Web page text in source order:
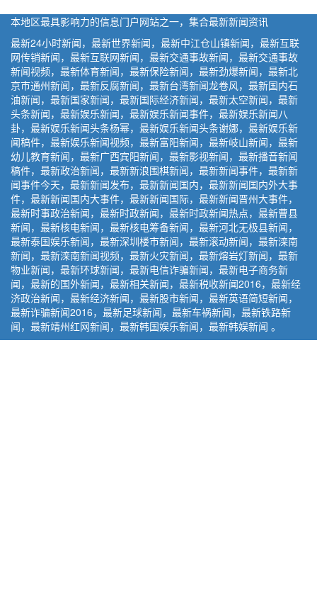
本地区最具影响力的信息门户网站之一，集合最新新闻资讯
最新24小时新闻，最新世界新闻，最新中江仓山镇新闻，最新互联
网传销新闻，最新互联网新闻，最新交通事故新闻，最新交通事故
新闻视频，最新体育新闻，最新保险新闻，最新劲爆新闻，最新北
京市通州新闻，最新反腐新闻，最新台湾新闻龙卷风，最新国内石
油新闻，最新国家新闻，最新国际经济新闻，最新太空新闻，最新
头条新闻，最新娱乐新闻，最新娱乐新闻事件，最新娱乐新闻八
卦，最新娱乐新闻头条杨幂，最新娱乐新闻头条谢娜，最新娱乐新
闻稿件，最新娱乐新闻视频，最新富阳新闻，最新岐山新闻，最新
幼儿教育新闻，最新广西宾阳新闻，最新影视新闻，最新播音新闻
稿件，最新政治新闻，最新新浪围棋新闻，最新新闻事件，最新新
闻事件今天，最新新闻发布，最新新闻国内，最新新闻国内外大事
件，最新新闻国内大事件，最新新闻国际，最新新闻晋州大事件，
最新时事政治新闻，最新时政新闻，最新时政新闻热点，最新曹县
新闻，最新核电新闻，最新核电筹备新闻，最新河北无极县新闻，
最新泰国娱乐新闻，最新深圳楼市新闻，最新滚动新闻，最新滦南
新闻，最新滦南新闻视频，最新火灾新闻，最新熔岩灯新闻，最新
物业新闻，最新环球新闻，最新电信诈骗新闻，最新电子商务新
闻，最新的国外新闻，最新相关新闻，最新税收新闻2016，最新经
济政治新闻，最新经济新闻，最新股市新闻，最新英语简短新闻，
最新诈骗新闻2016，最新足球新闻，最新车祸新闻，最新铁路新
闻，最新靖州红网新闻，最新韩国娱乐新闻，最新韩娱新闻 。